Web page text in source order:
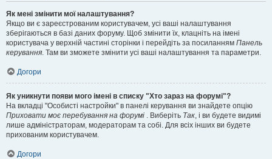
Як мені змінити мої налаштування?
Якщо ви є зареєстрованим користувачем, усі ваші налаштування
зберігаються в базі даних форуму. Щоб змінити їх, клацніть на імені
користувача у верхній частині сторінки і перейдіть за посиланням Панель
керування. Там ви зможете змінити усі ваші налаштування та параметри.
Догори
Як уникнути появи мого імені в списку "Хто зараз на форумі"?
На вкладці "Особисті настройки" в панелі керування ви знайдете опцію
Приховати моє перебування на форумі . Виберіть Так, і ви будете видимі
лише адміністраторам, модераторам та собі. Для всіх інших ви будете
прихованим користувачем.
Догори